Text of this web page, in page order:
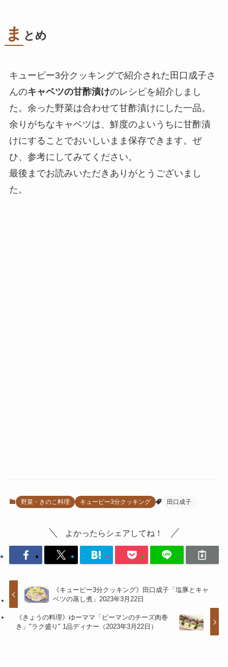
ま とめ
キューピー3分クッキングで紹介された田口成子さ
んのキャベツの甘酢漬けのレシピを紹介しまし
た。余った野菜は合わせて甘酢漬けにした一品。
余りがちなキャベツは、鮮度のよいうちに甘酢漬
けにすることでおいしいまま保存できます。ぜ
ひ、参考にしてみてください。
最後までお読みいただきありがとうございまし
た。
野菜・きのこ料理 キューピー3分クッキング 田口成子
よかったらシェアしてね！
《キューピー3分クッキング》田口成子「塩豚とキャ
ベツの蒸し煮」2023年3月22日
《きょうの料理》ゆーママ「ピーマンのチーズ肉巻
き」"ラク盛り" 1品ディナー（2023年3月22日）